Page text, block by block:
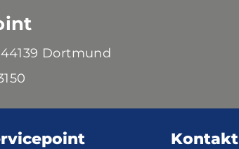
Dortmund
Kontakt